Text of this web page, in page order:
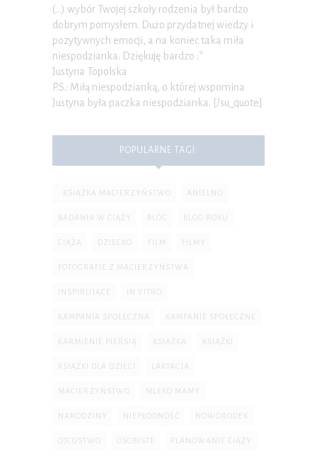
(…) wybór Twojej szkoły rodzenia był bardzo
dobrym pomysłem. Dużo przydatnej wiedzy i
pozytywnych emocji, a na koniec taka miła
niespodzianka. Dziękuję bardzo :*
Justyna Topolska
P.S.: Miłą niespodzianką, o której wspomina
Justyna była paczka niespodzianka. [/su_quote]
POPULARNE TAGI:
. KSIĄŻKA MACIERZYŃSTWO ANIELNO
BADANIA W CIĄŻY BLOG BLOG ROKU
CIĄŻA DZIECKO FILM FILMY
FOTOGRAFIE Z MACIERZYŃSTWA
INSPIRUJĄCE IN VITRO
KAMPANIA SPOŁECZNA KAMPANIE SPOŁECZNE
KARMIENIE PIERSIĄ KSIĄŻKA KSIĄŻKI
KSIĄŻKI DLA DZIECI LAKTACJA
MACIERZYŃSTWO MLEKO MAMY
NARODZINY NIEPŁODNOŚĆ NOWORODEK
OJCOSTWO OSOBISTE PLANOWANIE CIĄŻY